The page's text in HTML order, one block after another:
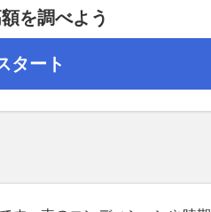
を調べよう
タート